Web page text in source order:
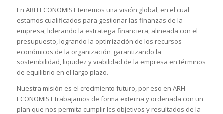
En ARH ECONOMIST tenemos una visión global, en el cual
estamos cualificados para gestionar las finanzas de la
empresa, liderando la estrategia financiera, alineada con el
presupuesto, logrando la optimización de los recursos
económicos de la organización, garantizando la
sostenibilidad, liquidez y viabilidad de la empresa en términos
de equilibrio en el largo plazo.
Nuestra misión es el crecimiento futuro, por eso en ARH
ECONOMIST trabajamos de forma externa y ordenada con un
plan que nos permita cumplir los objetivos y resultados de la